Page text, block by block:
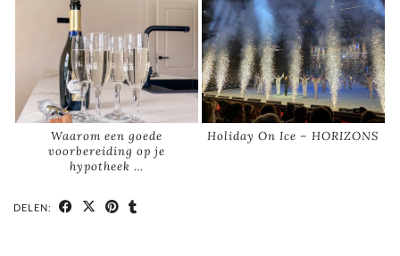
Waarom een goede
voorbereiding op je
hypotheek …
Holiday On Ice – HORIZONS
DELEN: